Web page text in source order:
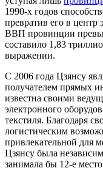
1990-х годов
превратив его в центр
ВВП провинции
составило 1,83
выражении.
С 2006 года Цзянсу
получателем прямых
известна своими
электронного
текстиля. Благодаря
логистическим
привлекательной для
Цзянсу была
занимала бы 12-е